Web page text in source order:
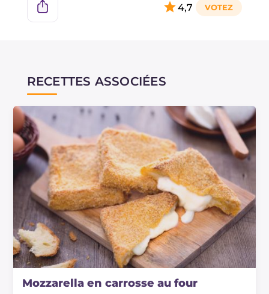
4,7
RECETTES ASSOCIÉES
Mozzarella en carrosse au four